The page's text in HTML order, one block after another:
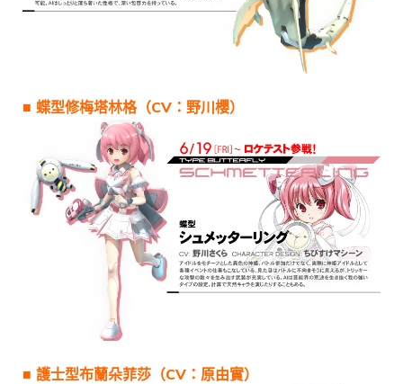
■ 蝶型修梅塔林格（CV：野川櫻）
■ 護士型布蘭朵菲莎（CV：原由實）